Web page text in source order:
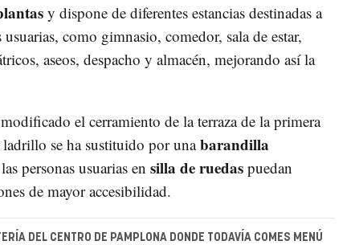
y dispone de diferentes estancias destinadas a
como gimnasio, comedor, sala de estar,
aseos, despacho y almacén, mejorando así la
el cerramiento de la terraza de la primera
se ha sustituido por unabarandilla
personas usuarias en silla de ruedaspuedan
de mayor accesibilidad.
DEL CENTRO DE PAMPLONA DONDE TODAVÍA COMES MENÚ